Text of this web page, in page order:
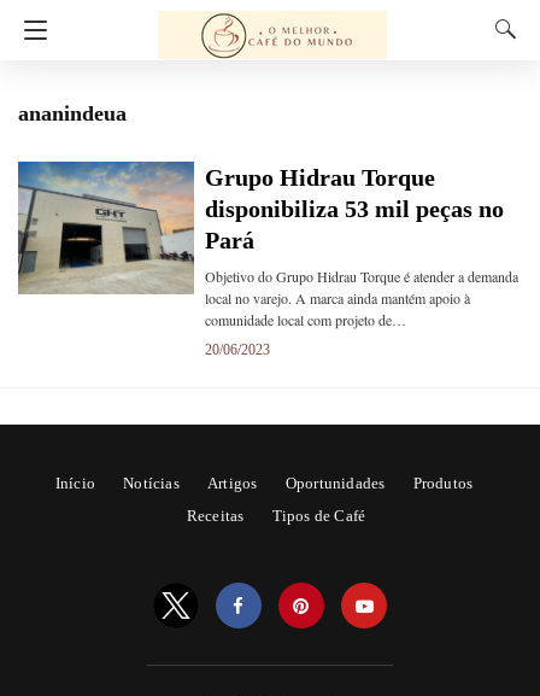
ananindeua
Grupo Hidrau Torque
disponibiliza 53 mil peças no
Pará
Objetivo do Grupo Hidrau Torque é atender a demanda
local no varejo. A marca ainda mantém apoio à
comunidade local com projeto de…
20/06/2023
Início Notícias Artigos Oportunidades
Produtos
Receitas
Tipos de Café